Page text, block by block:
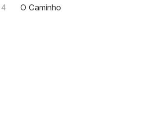
O Caminho